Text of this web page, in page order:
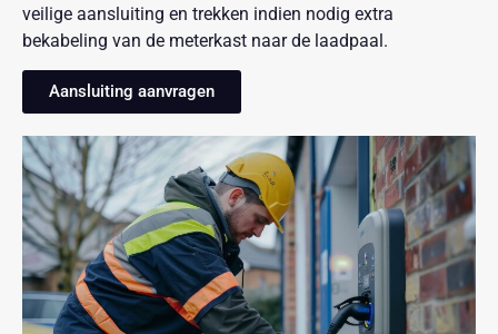
veilige aansluiting en trekken indien nodig extra
bekabeling van de meterkast naar de laadpaal.
Aansluiting aanvragen